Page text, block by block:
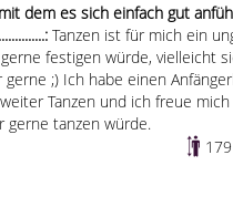
dem es sich einfach gut
Tanzen ist für mich ein
festigen würde, vielleicht
;) Ich habe einen
Tanzen und ich freue
tanzen würde.
179